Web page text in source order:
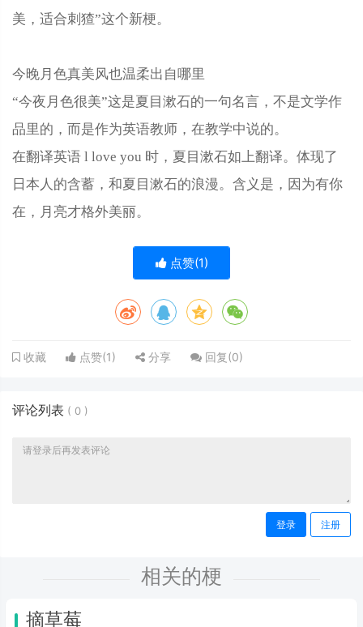
美，适合刺猹”这个新梗。
今晚月色真美风也温柔出自哪里
“今夜月色很美”这是夏目漱石的一句名言，不是文学作
品里的，而是作为英语教师，在教学中说的。
在翻译英语 l love you 时，夏目漱石如上翻译。体现了
日本人的含蓄，和夏目漱石的浪漫。含义是，因为有你
在，月亮才格外美丽。
点赞(1)
收藏 点赞(1) 分享 回复(0)
评论列表 ( 0 )
登录 注册
相关的梗
摘草莓